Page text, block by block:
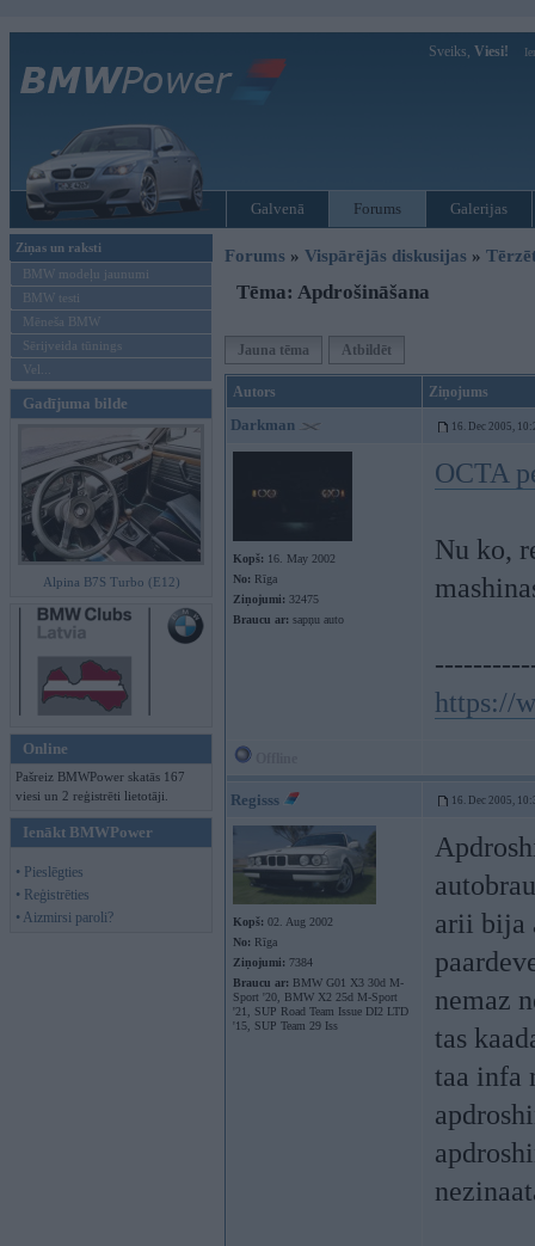
Sveiks, Viesi!
Galvenā Forums Galerijas
Ziņas un raksti
BMW modeļu jaunumi
BMW testi
Mēneša BMW
Sērijveida tūnings
Vel...
Gadījuma bilde
Alpina B7S Turbo (E12)
Online
Pašreiz BMWPower skatās 167
viesi un 2 reģistrēti lietotāji.
Ienākt BMWPower
• Pieslēgties
• Reģistrēties
• Aizmirsi paroli?
Forums » Vispārējās diskusijas »
Tēma: Apdrošināšana
Jauna tēma Atbildēt
Autors Ziņojums
Darkman 16. Dec 2005,
Kopš: 16. May 2002
No: Rīga
Ziņojumi: 32475
Braucu ar: sapņu auto
OCTA
Nu ko,
https://
Regisss 16. Dec 2005,
Kopš: 02. Aug 2002
No: Rīga
Ziņojumi: 7384
Braucu ar: BMW G01 X3 30d M-
Sport '20, BMW X2 25d M-Sport
'21, SUP Road Team Issue DI2 LTD
'15, SUP Team 29 Iss
arii bija
nemaz
tas
taa infa